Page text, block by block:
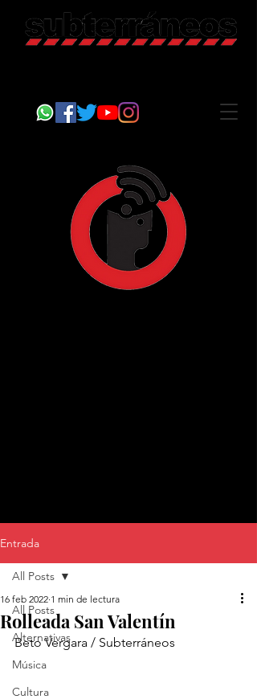
Entrada
All Posts
Alternativas
Música
Cultura
All Posts
Rolleada San Valentín
16 feb 2022 1 min de lectura
Beto Vergara / Subterráneos